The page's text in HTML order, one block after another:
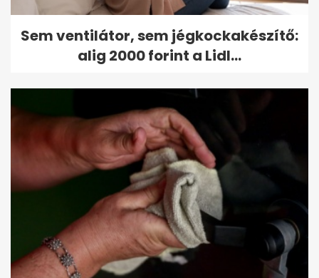
Sem ventilátor, sem jégkockakészítő:
alig 2000 forint a Lidl...